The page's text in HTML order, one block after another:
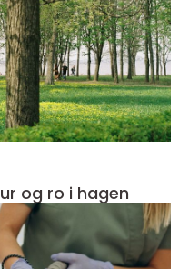
og ro i hagen